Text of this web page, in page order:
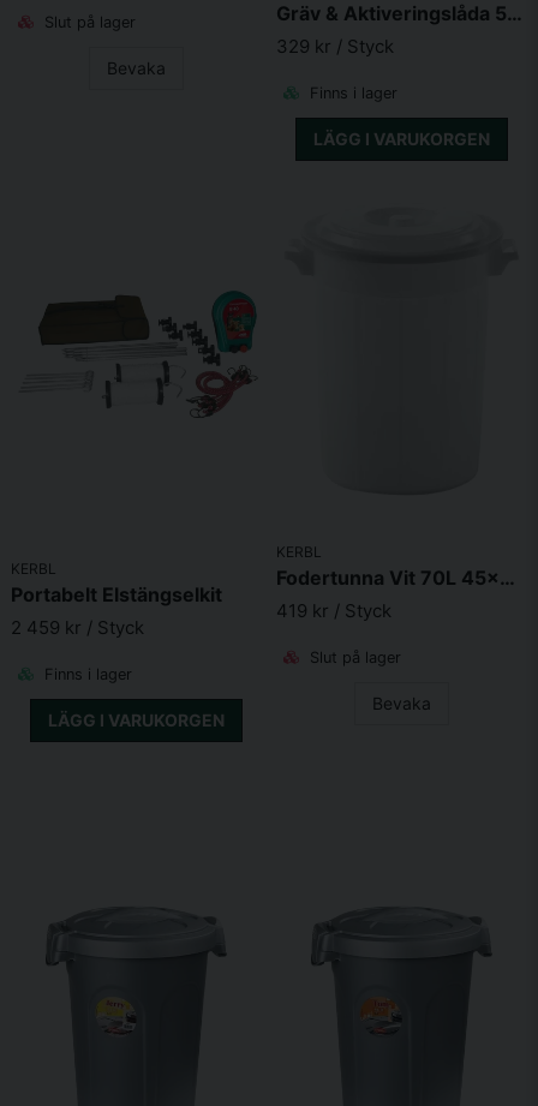
Slut på lager
Bevaka
Gräv & Aktiveringslåda 50 x 39 x 20cm
329 kr / Styck
Finns i lager
LÄGG I VARUKORGEN
KERBL
Portabelt Elstängselkit
2 459 kr / Styck
Finns i lager
LÄGG I VARUKORGEN
KERBL
Fodertunna Vit 70L 45x60cm
419 kr / Styck
Slut på lager
Bevaka